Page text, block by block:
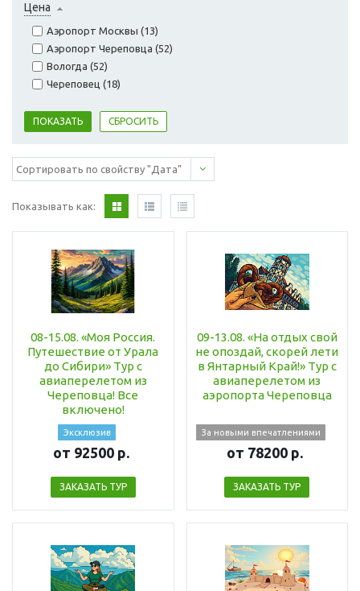
Цена
Аэропорт Москвы (13)
Аэропорт Череповца (52)
Вологда (52)
Череповец (18)
Показывать как:
08-15.08. «Моя Россия.
Путешествие от Урала
до Сибири» Тур с
авиаперелетом из
Череповца! Все
включено!
Эксклюзив
от 92500 р.
ЗАКАЗАТЬ ТУР
09-13.08. «На отдых свой
не опоздай, скорей лети
в Янтарный Край!» Тур с
авиаперелетом из
аэропорта Череповца
За новыми впечатлениями
от 78200 р.
ЗАКАЗАТЬ ТУР